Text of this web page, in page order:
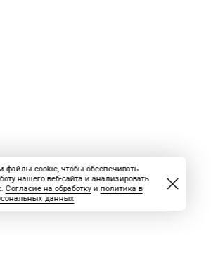
файлы cookie, чтобы обеспечивать
нашего веб-сайта и анализировать
Согласие на обработкуи политика в
данных